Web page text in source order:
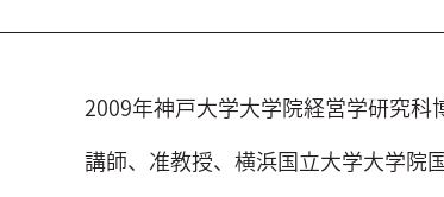
2009年神戸大学大学院経営学研究
講師、准教授、横浜国立大学大学院